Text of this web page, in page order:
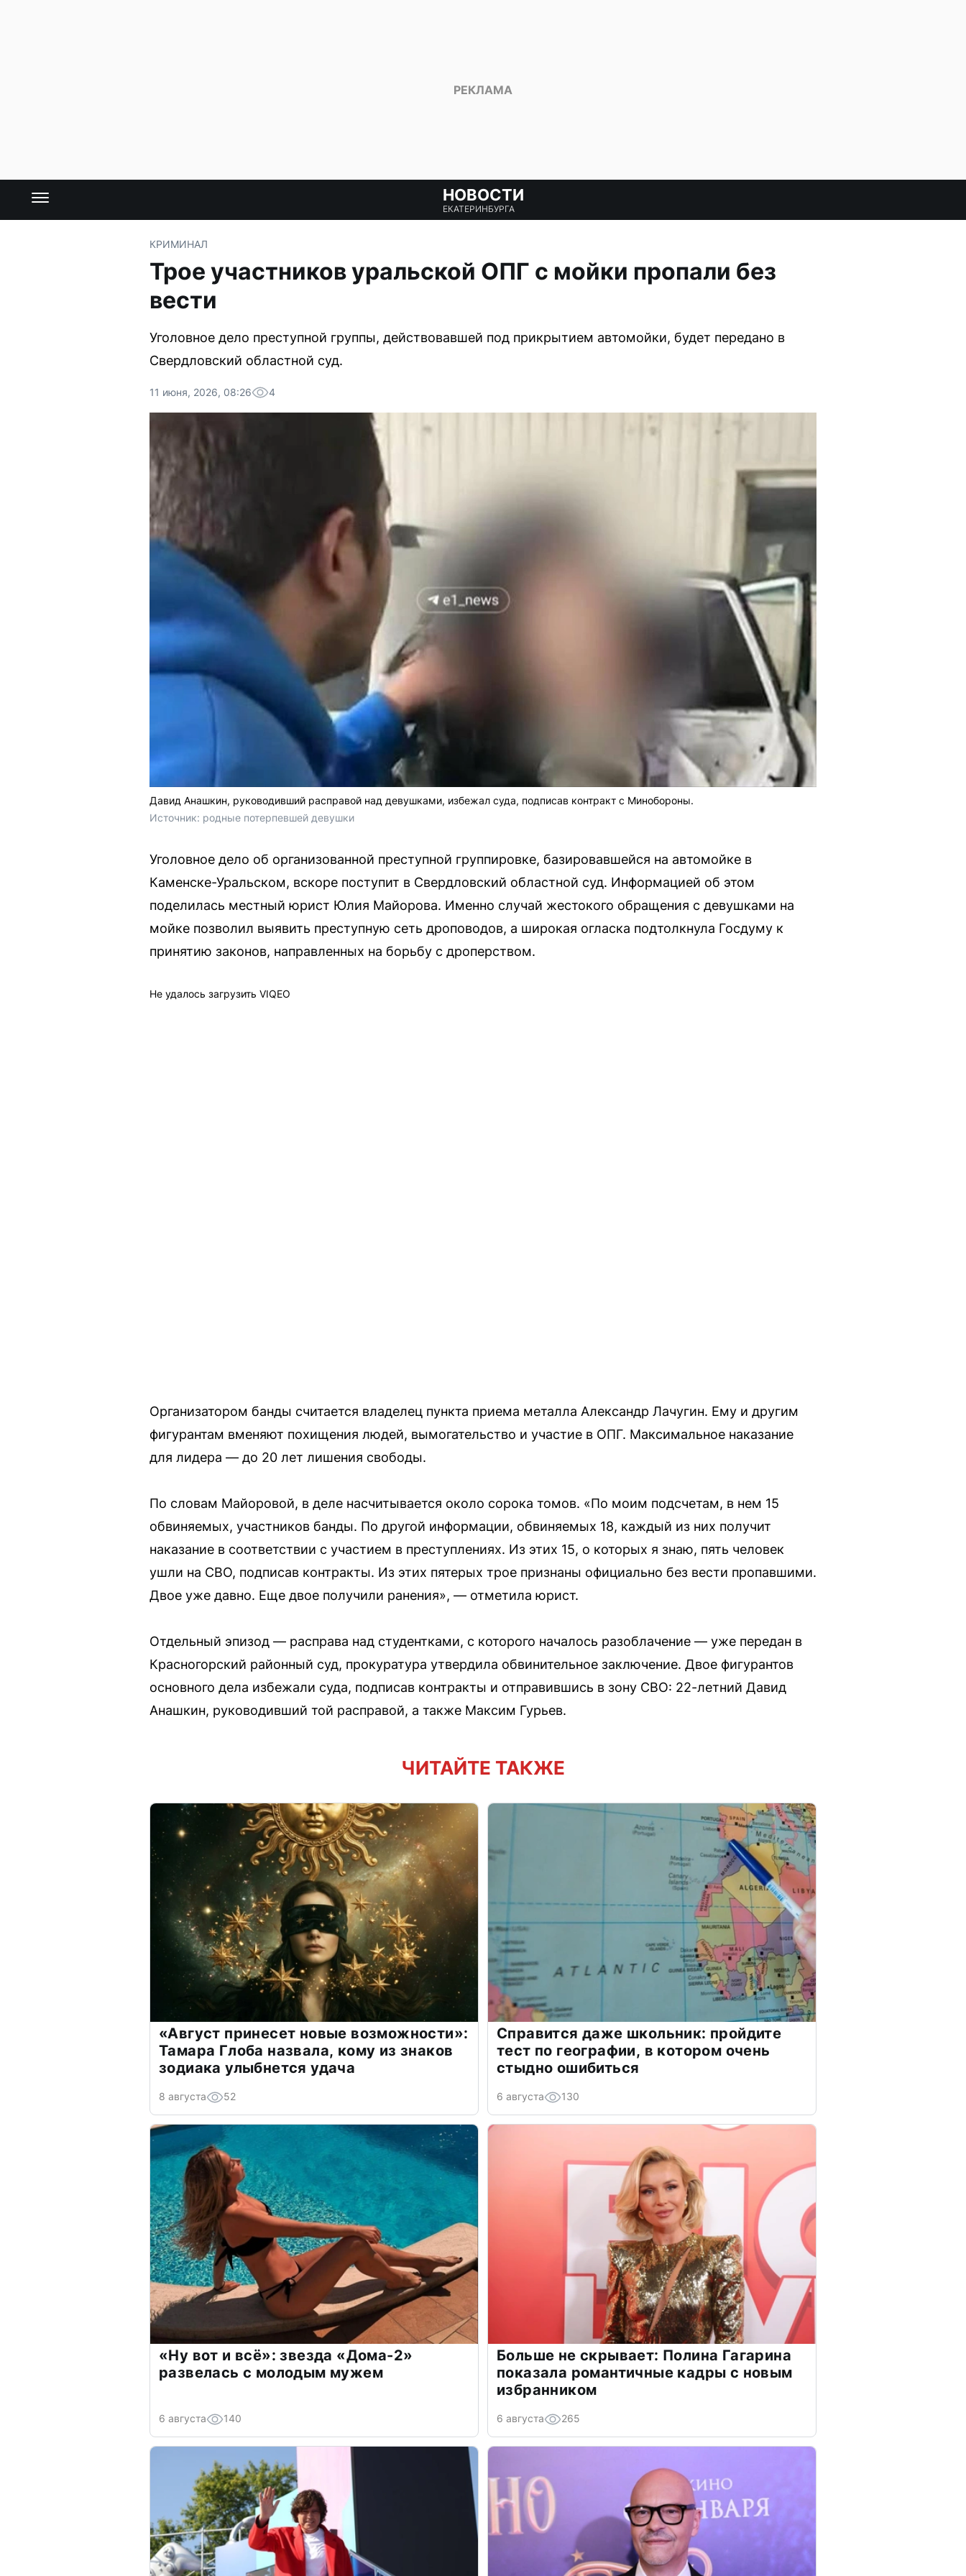
НОВОСТИ
ЕКАТЕРИНБУРГА
КРИМИНАЛ
Трое участников уральской ОПГ с мойки пропали без
вести
Уголовное дело преступной группы, действовавшей под прикрытием автомойки, будет передано в
Свердловский областной суд.
11 июня, 2026, 08:26 4
Давид Анашкин, руководивший расправой над девушками, избежал суда, подписав контракт с Минобороны.
Источник: родные потерпевшей девушки
Уголовное дело об организованной преступной группировке, базировавшейся на автомойке в
Каменске-Уральском, вскоре поступит в Свердловский областной суд. Информацией об этом
поделилась местный юрист Юлия Майорова. Именно случай жестокого обращения с девушками на
мойке позволил выявить преступную сеть дроповодов, а широкая огласка подтолкнула Госдуму к
принятию законов, направленных на борьбу с дроперством.
Не удалось загрузить VIQEO
Организатором банды считается владелец пункта приема металла Александр Лачугин. Ему и другим
фигурантам вменяют похищения людей, вымогательство и участие в ОПГ. Максимальное наказание
для лидера — до 20 лет лишения свободы.
По словам Майоровой, в деле насчитывается около сорока томов. «По моим подсчетам, в нем 15
обвиняемых, участников банды. По другой информации, обвиняемых 18, каждый из них получит
наказание в соответствии с участием в преступлениях. Из этих 15, о которых я знаю, пять человек
ушли на СВО, подписав контракты. Из этих пятерых трое признаны официально без вести пропавшими.
Двое уже давно. Еще двое получили ранения», — отметила юрист.
Отдельный эпизод — расправа над студентками, с которого началось разоблачение — уже передан в
Красногорский районный суд, прокуратура утвердила обвинительное заключение. Двое фигурантов
основного дела избежали суда, подписав контракты и отправившись в зону СВО: 22-летний Давид
Анашкин, руководивший той расправой, а также Максим Гурьев.
ЧИТАЙТЕ ТАКЖЕ
«Август принесет новые возможности»:
Тамара Глоба назвала, кому из знаков
зодиака улыбнется удача
8 августа 52
Справится даже школьник: пройдите
тест по географии, в котором очень
стыдно ошибиться
6 августа 130
«Ну вот и всё»: звезда «Дома-2»
развелась с молодым мужем
6 августа 140
Больше не скрывает: Полина Гагарина
показала романтичные кадры с новым
избранником
6 августа 265